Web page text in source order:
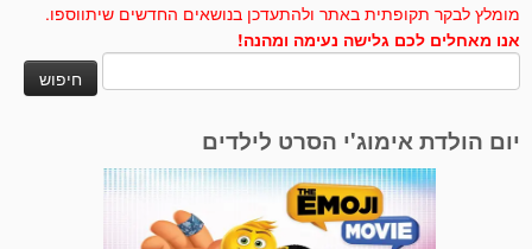
מומלץ לבקר תקופתית באתר ולהתעדכן בנושאים החדשים שיתווספו.
אנו מאחלים לכם גלישה נעימה ומהנה!
יום הולדת אימוג'י הסרט לילדים